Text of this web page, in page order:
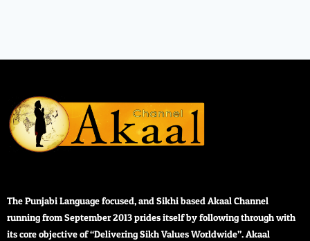
The Punjabi Language focused, and Sikhi based Akaal Channel
running from September 2013 prides itself by following through with
its core objective of “Delivering Sikh Values Worldwide”. Akaal